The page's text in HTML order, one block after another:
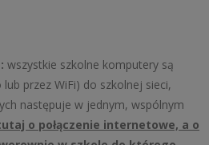
wszystkie szkolne komputery są
lub przez WiFi) do szkolnej sieci,
następuje w jednym, wspólnym
o połączenie internetowe, a o